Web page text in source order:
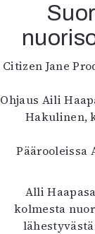
Citizen Jane
Ohjaus Aili
Hakulinen,
Päärooleissa
Alli
kolmesta